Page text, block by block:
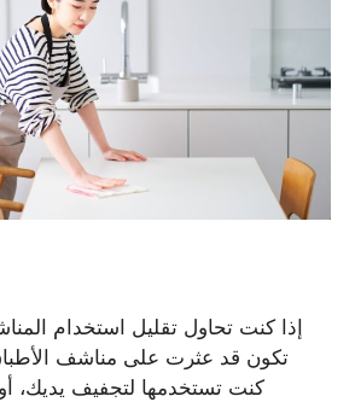
إذا كنت تحاول تقليل استخدام
تكون قد عثرت على مناشف
كنت تستخدمها لتجفيف يديك،